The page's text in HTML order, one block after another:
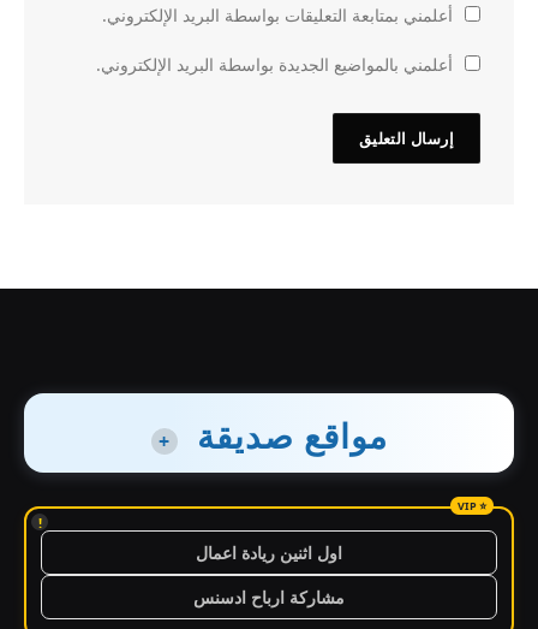
أعلمني بمتابعة التعليقات بواسطة البريد الإلكتروني.
أعلمني بالمواضيع الجديدة بواسطة البريد الإلكتروني.
مواقع صديقة +
!
اول اثنين ريادة اعمال
مشاركة ارباح ادسنس